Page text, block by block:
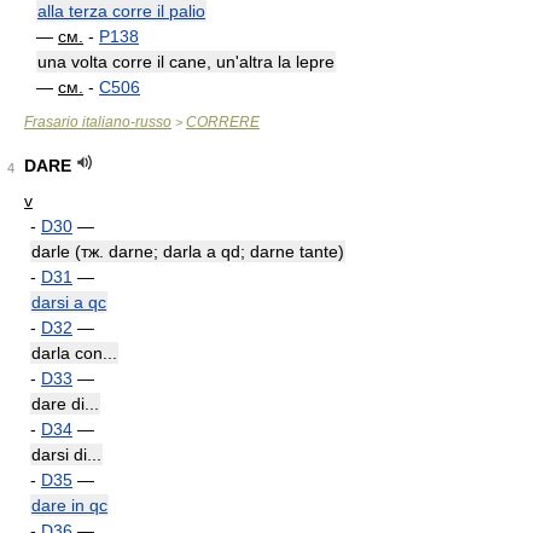
alla terza corre il palio
— см. - P138
una volta corre il cane, un'altra la lepre
— см. - C506
Frasario italiano-russo > CORRERE
4
DARE
v
- D30 —
darle (тж. darne; darla a qd; darne tante)
- D31 —
darsi a qc
- D32 —
darla con...
- D33 —
dare di...
- D34 —
darsi di...
- D35 —
dare in qc